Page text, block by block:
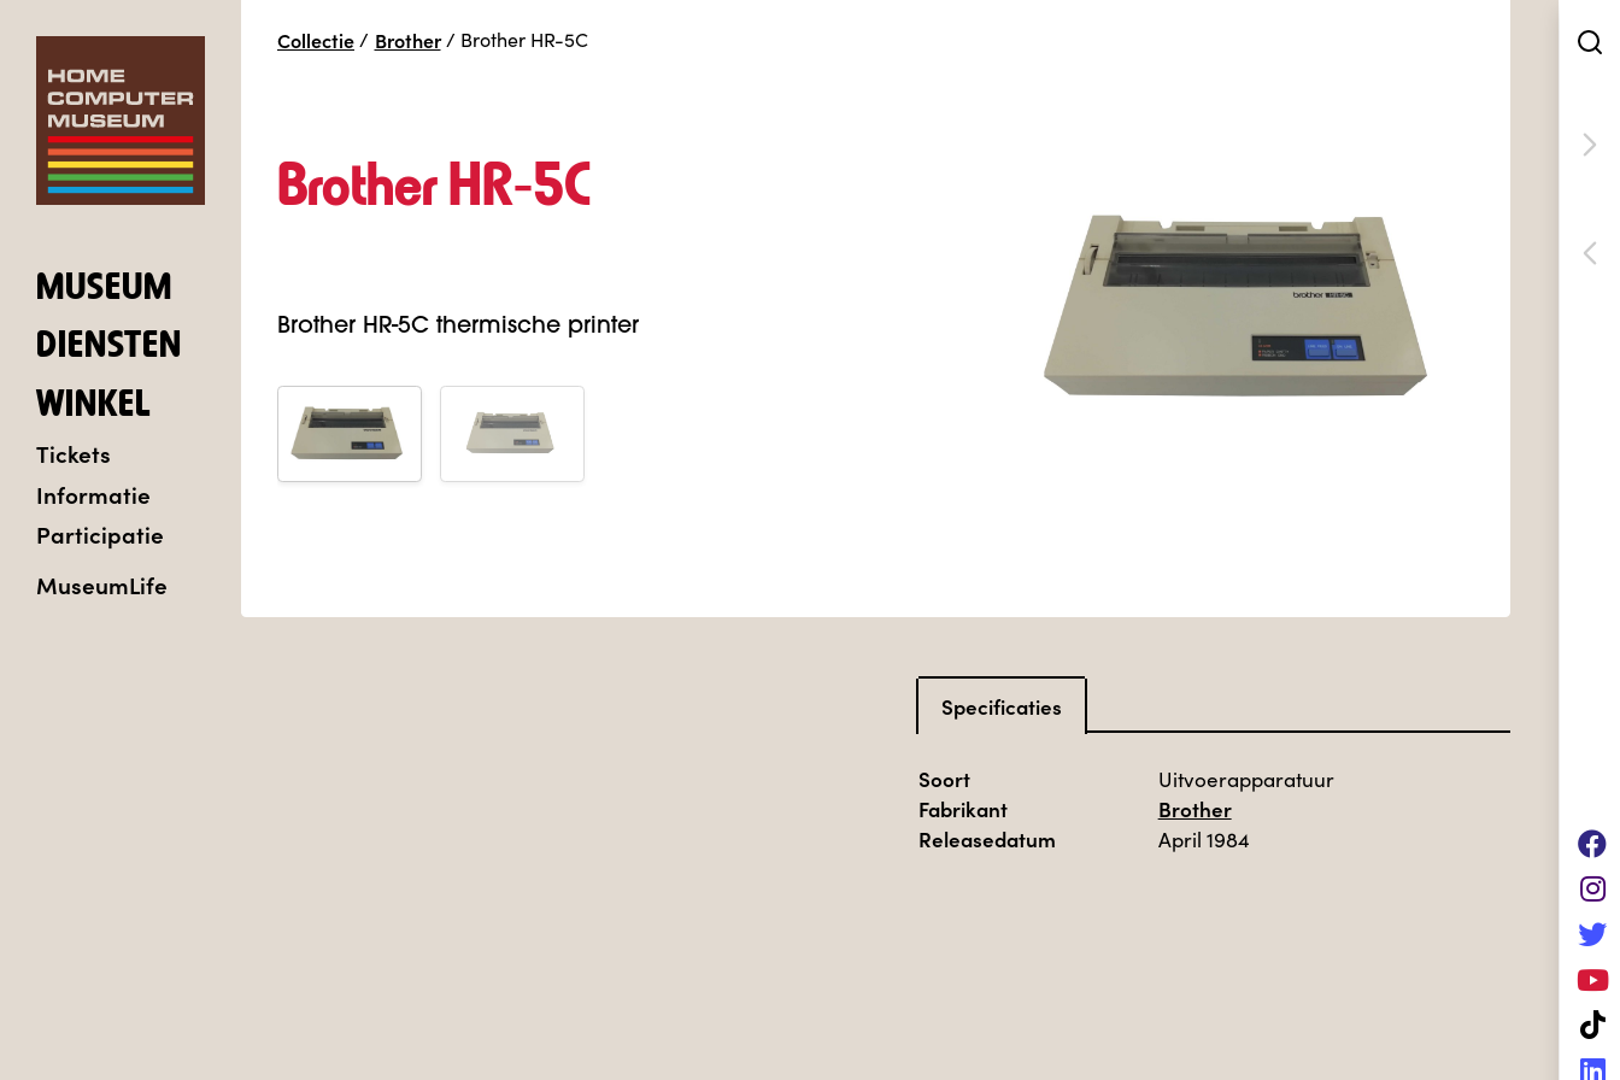
MUSEUM
DIENSTEN
WINKEL
Tickets
Informatie
Participatie
MuseumLife
Collectie / Brother / Brother HR-5C
Brother HR‑5C
Brother HR-5C thermische printer
Specificaties
Soort Uitvoerapparatuur
Fabrikant
Brother
Releasedatum
April 1984